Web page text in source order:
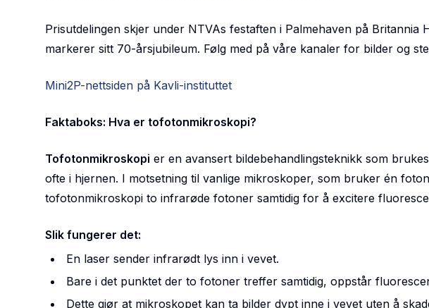
Prisutdelingen skjer under NTVAs festaften i Palmehaven på Britannia
markerer sitt 70-årsjubileum. Følg med på våre kanaler for bilder og
Mini2P-nettsiden på Kavli-instituttet
Faktaboks: Hva er tofotonmikroskopi?
Tofotonmikroskopi er en avansert bildebehandlingsteknikk som
ofte i hjernen. I motsetning til vanlige mikroskoper, som bruker én
tofotonmikroskopi to infrarøde fotoner samtidig for å excitere
Slik fungerer det:
En laser sender infrarødt lys inn i vevet.
Bare i det punktet der to fotoner treffer samtidig, oppstår
Dette gjør at mikroskopet kan ta bilder dypt inne i vevet uten å